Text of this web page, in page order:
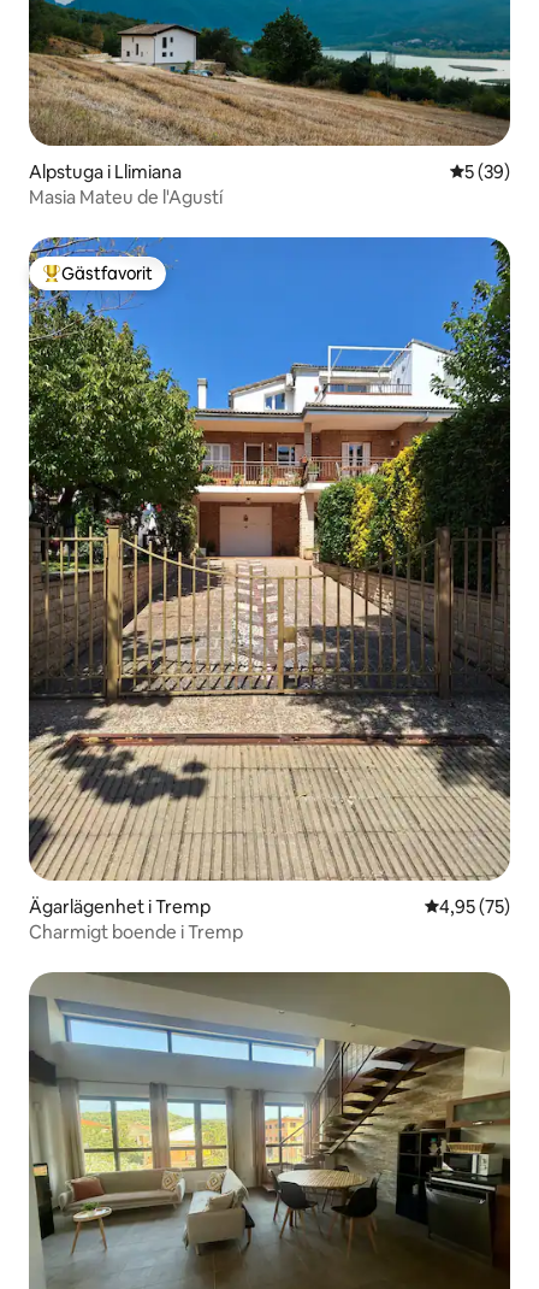
Alpstuga i Llimiana 5 av 5 i
5 (39)
Masia Mateu de l'Agustí
Populär gästfavorit
Gästfavorit
Ägarlägenhet i Tremp 4,95 av 5 i
4,95 (75)
Charmigt boende i Tremp